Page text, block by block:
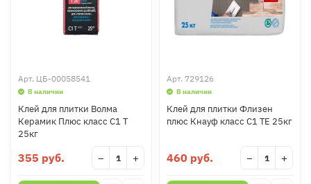
Арт. ЦБ-00058541
В наличии
Клей для плитки Волма
Керамик Плюс класс С1 Т
25кг
355 руб. − +
Арт. 729126
В наличии
Клей для плитки Флизен
плюс Кнауф класс С1 ТЕ 25кг
460 руб. − +